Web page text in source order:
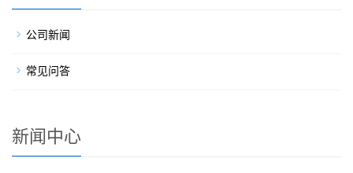
公司新闻
常见问答
新闻中心